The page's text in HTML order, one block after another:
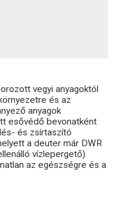
vegyi anyagoktól
és az
anyagok
esővédő bevonatként
és zsírtaszító
a deuter már DWR
vízlepergető)
az egészségre és a